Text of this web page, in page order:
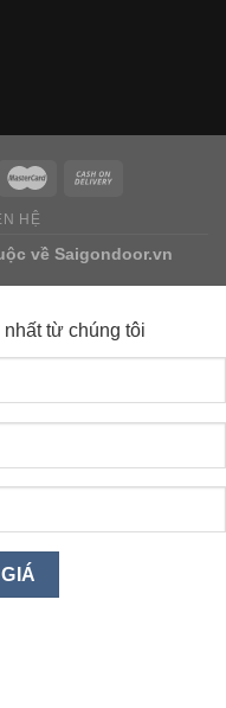
HỆ
về Saigondoor.vn
từ chúng tôi